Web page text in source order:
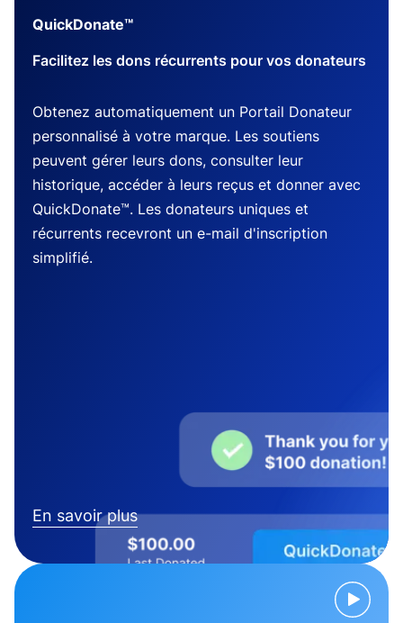
QuickDonate™
Facilitez les dons récurrents pour vos donateurs
Obtenez automatiquement un Portail Donateur
personnalisé à votre marque. Les soutiens
peuvent gérer leurs dons, consulter leur
historique, accéder à leurs reçus et donner avec
QuickDonate™. Les donateurs uniques et
récurrents recevront un e-mail d'inscription
simplifié.
En savoir plus